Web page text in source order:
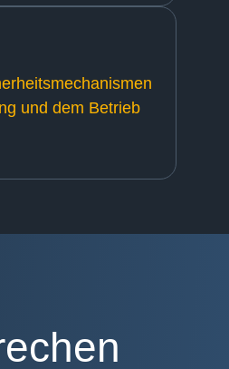
und dem Betrieb